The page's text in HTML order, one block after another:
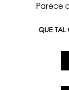
Parece
QUE TAL